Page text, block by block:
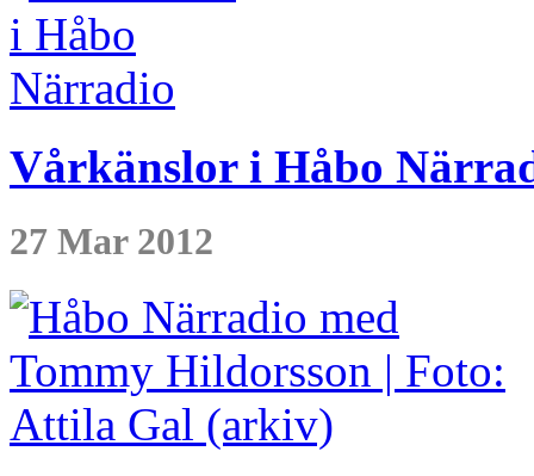
Vårkänslor i Håbo
27 Mar 2012